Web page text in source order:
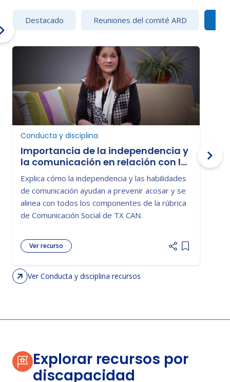
Destacado Reuniones del comité ARD
Conducta y disciplina
Importancia de la independencia y
la comunicación en relación con la
victimización y el acoso escolar
Explica cómo la independencia y las habilidades
de comunicación ayudan a prevenir acosar y se
alinea con todos los componentes de la rúbrica
de Comunicación Social de TX CAN.
Ver recurso
Add item
Ver Conducta y disciplina recursos
Explorar recursos por
discapacidad